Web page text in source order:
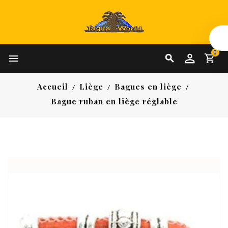

 0
Accueil Liège
Bagues en liège
Bague ruban en liège réglable